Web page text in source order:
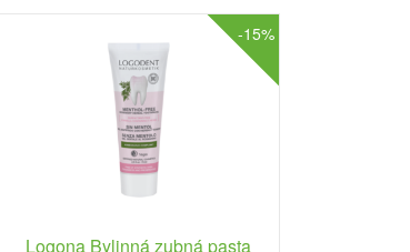
-15%
Logona Bylinná zubná pasta